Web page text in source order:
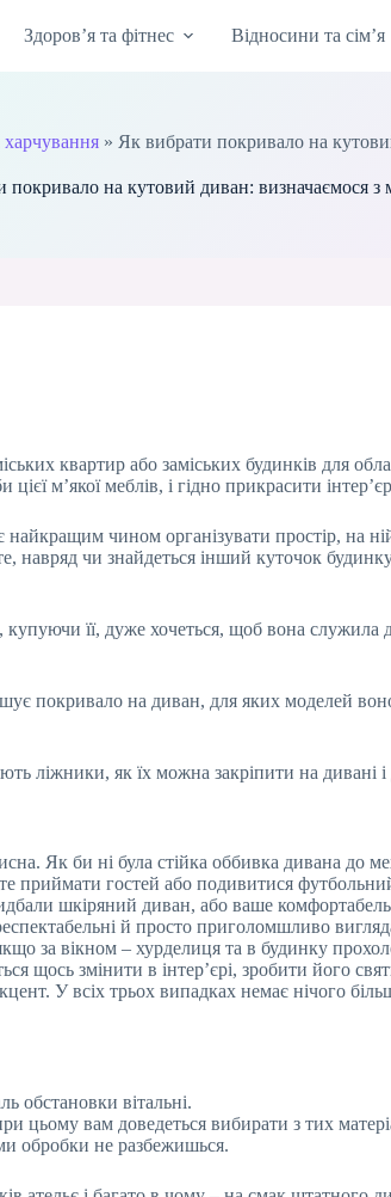
Здоров’я та фітнес Відносини та сім’я
харчування » Як вибрати покривало на
покривало на кутовий диван: визначаємося з
квартир або заміських будинків для
м’якої меблів, і гідно прикрасити
чином організувати простір, на
навряд чи знайдеться інший куточок
її, дуже хочеться, щоб вона служила
покривало на диван, для яких моделей
ліжники, як їх можна закріпити на дивані
Як би ні була стійка оббивка дивана до
приймати гостей або подивитися
шкіряний диван, або ваше
й просто приголомшливо
за вікном – хурделиця та в будинку
щось змінити в інтер’єрі, зробити його
У всіх трьох випадках немає нічого
обстановки вітальні.
цьому вам доведеться вибирати з тих
обробки не разбежишься.